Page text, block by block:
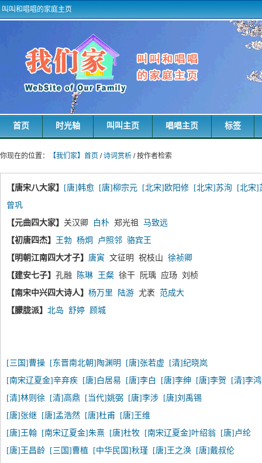
叫叫和唱唱的家庭主页
首页 时光轴 叫叫主页 唱唱主页 标签
你现在的位置： 【我们家】首页 /诗词赏析 / 按作者检索
【唐宋八大家】 [唐]韩愈 [唐]柳宗元 [北宋]欧阳修 [北宋]苏洵
[北宋]
曾巩
【元曲四大家】 关汉卿 白朴 郑光祖 马致远
【初唐四杰】
王勃 杨炯 卢照邻 骆宾王
【明朝江南四大才子】 唐寅 文征明 祝枝山 徐祯卿
【建安七子】 孔融 陈琳 王粲 徐干 阮瑀 应玚 刘桢
【南宋中兴四大诗人】 杨万里 陆游 尤袤 范成大
【朦胧派】 北岛 舒婷 顾城
[三国]曹操 [东晋南北朝]陶渊明 [唐]张若虚
[清]纪晓岚
[南宋辽夏金]辛弃疾
[唐]白居易 [唐]李白 [唐]李绅 [唐]李贺
[清]李
[清]林则徐
[清]高鼎 [当代]姚弼 [唐]李涉
[唐]刘禹锡
[唐]张继
[唐]孟浩然 [唐]杜甫
[唐]王维
[唐]王翰
[南宋辽夏金]朱熹 [唐]杜牧 [南宋辽夏金]叶绍翁
[唐]卢纶
[唐]王昌龄
[三国]曹植 [中华民国]秋瑾 [唐]王之涣
[唐]戴叔伦